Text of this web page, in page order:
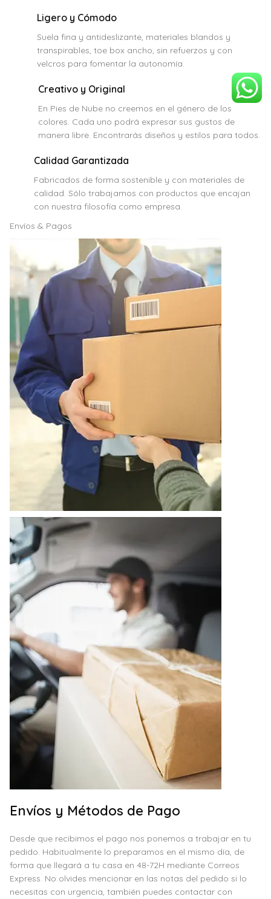
Ligero y Cómodo
Suela fina y antideslizante, materiales blandos y
transpirables, toe box ancho, sin refuerzos y con
velcros para fomentar la autonomía.
Creativo y Original
En Pies de Nube no creemos en el género de los
colores. Cada uno podrá expresar sus gustos de
manera libre. Encontrarás diseños y estilos para todos.
Calidad Garantizada
Fabricados de forma sostenible y con materiales de
calidad. Sólo trabajamos con productos que encajan
con nuestra filosofía como empresa.
Envíos & Pagos
Envíos y Métodos de Pago
Desde que recibimos el pago nos ponemos a trabajar en tu
pedido. Habitualmente lo preparamos en el mismo día, de
forma que llegará a tu casa en 48-72H mediante Correos
Express. No olvides mencionar en las notas del pedido si lo
necesitas con urgencia, también puedes contactar con